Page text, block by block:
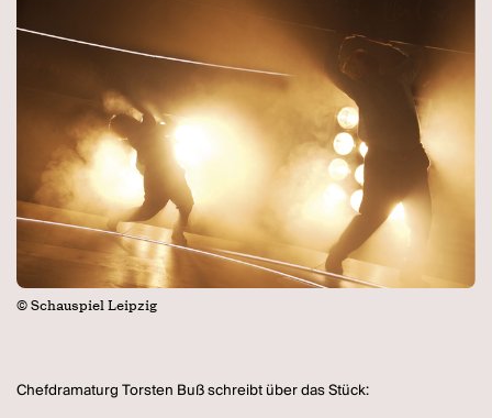
© Schauspiel Leipzig
Chefdramaturg Torsten Buß schreibt über das Stück: